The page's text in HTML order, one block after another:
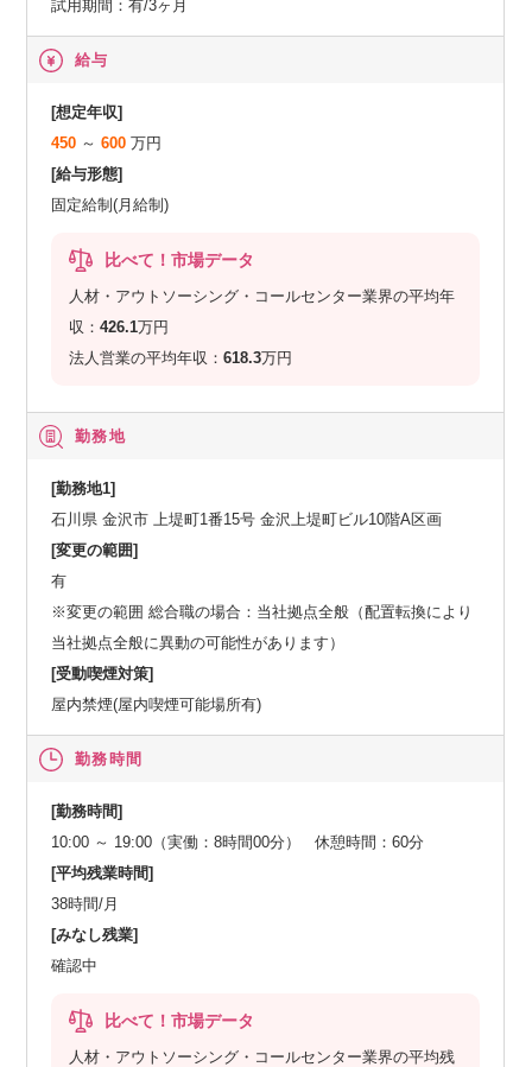
試用期間：有/3ヶ月
給与
[想定年収]
450 ～600 万円
[給与形態]
固定給制(月給制)
比べて！市場データ
人材・アウトソーシング・コールセンター業界の平均年
収：426.1万円
法人営業の平均年収：618.3万円
勤務地
[勤務地1]
石川県 金沢市 上堤町1番15号 金沢上堤町ビル10階A区画
[変更の範囲]
有
※変更の範囲 総合職の場合：当社拠点全般（配置転換により
当社拠点全般に異動の可能性があります）
[受動喫煙対策]
屋内禁煙(屋内喫煙可能場所有)
勤務時間
[勤務時間]
10:00 ～ 19:00（実働：8時間00分） 休憩時間：60分
[平均残業時間]
38時間/月
[みなし残業]
確認中
比べて！市場データ
人材・アウトソーシング・コールセンター業界の平均残